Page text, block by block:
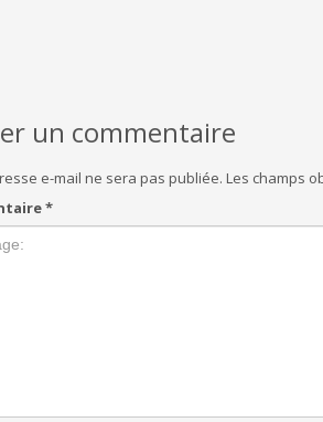
un commentaire
e-mail ne sera pas publiée. Les champs
*